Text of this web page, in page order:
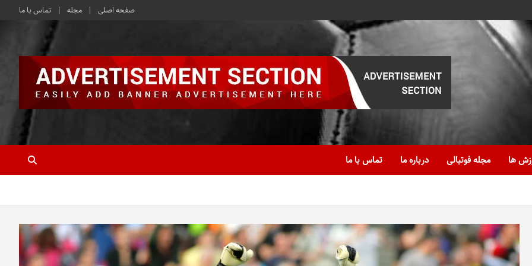
صفحه اصلی مجله تماس با ما
ها مجله فوتبالی درباره ما تماس با ما